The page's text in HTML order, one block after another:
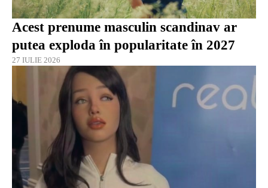
Acest prenume masculin scandinav ar
putea exploda în popularitate în 2027
27 IULIE 2026